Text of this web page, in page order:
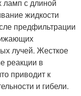
с длиной
жидкости
предфильтрации
лучей. Жесткое
реакции в
приводит к
и гибели.